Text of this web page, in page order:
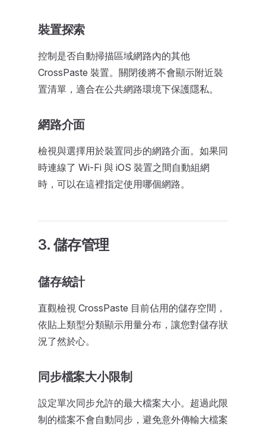
裝置探索
控制是否自動掃描區域網路內的其他
CrossPaste 裝置。關閉後將不會顯示附近裝
置清單，適合在公共網路環境下保護隱私。
網路介面
檢視與選擇用於裝置同步的網路介面。如果同
時連線了 Wi-Fi 與 iOS 裝置之間自動組網
時，可以在這裡指定使用哪個網路。
3. 儲存管理
儲存統計
直觀檢視 CrossPaste 目前佔用的儲存空間，
依貼上類型分類顯示用量分布，讓您對儲存狀
況了然於心。
同步檔案大小限制
設定單次同步允許的最大檔案大小。超過此限
制的檔案不會自動同步，避免意外傳輸大檔案